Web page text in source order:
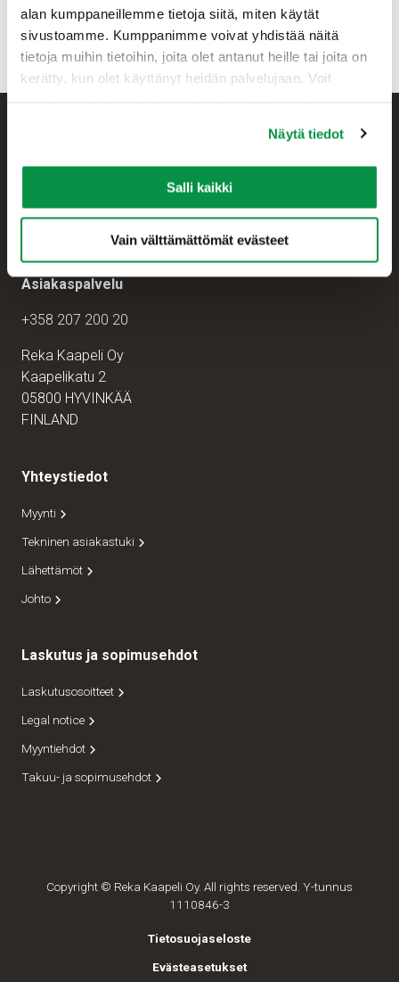
alan kumppaneillemme tietoja siitä, miten käytät
sivustoamme. Kumppanimme voivat yhdistää näitä
tietoja muihin tietoihin, joita olet antanut heille tai joita on
kerätty, kun olet käyttänyt heidän palvelujaan. Voit
Näytä tiedot
Salli kaikki
Vain välttämättömät evästeet
Lisätietoja tehtävästä antaa tehdaspäällikkö Tommi
Kivioja 14.2. klo 13-16 ja 16.2. klo 12-16, puh. 0207 200
217.
Asiakaspalvelu
+358 207 200 20
Reka Kaapeli Oy
Kaapelikatu 2
05800 HYVINKÄÄ
FINLAND
Yhteystiedot
Myynti
Tekninen asiakastuki
Lähettämöt
Johto
Laskutus ja sopimusehdot
Laskutusosoitteet
Legal notice
Myyntiehdot
Takuu- ja sopimusehdot
Copyright © Reka Kaapeli Oy. All rights reserved. Y-tunnus
1110846-3
Tietosuojaseloste
Evästeasetukset